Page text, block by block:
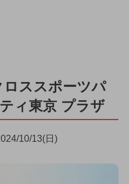
ロススポーツパ
ィ東京 プラザ
10/13(日)